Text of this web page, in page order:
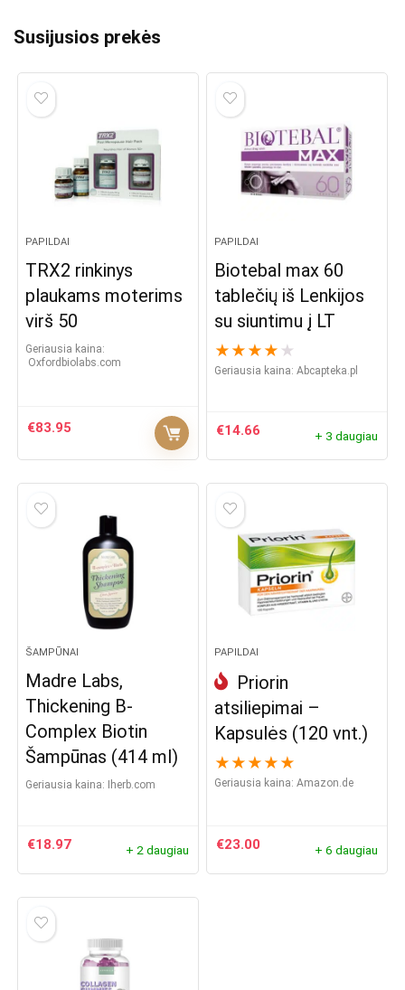
Susijusios prekės
PAPILDAI
TRX2 rinkinys
plaukams moterims
virš 50
Geriausia kaina:
oxfordbiolabs.com
€83.95
PAPILDAI
Biotebal max 60
tablečių iš Lenkijos
su siuntimu į LT
★ ★ ★ ★ ★
Geriausia kaina: abcapteka.pl
€14.66 + 3 daugiau
ŠAMPŪNAI
Madre Labs,
Thickening B-
Complex Biotin
Šampūnas (414 ml)
Geriausia kaina: iherb.com
€18.97 + 2 daugiau
PAPILDAI
Priorin
atsiliepimai –
Kapsulės (120 vnt.)
★ ★ ★ ★ ★
Geriausia kaina: amazon.de
€23.00 + 6 daugiau